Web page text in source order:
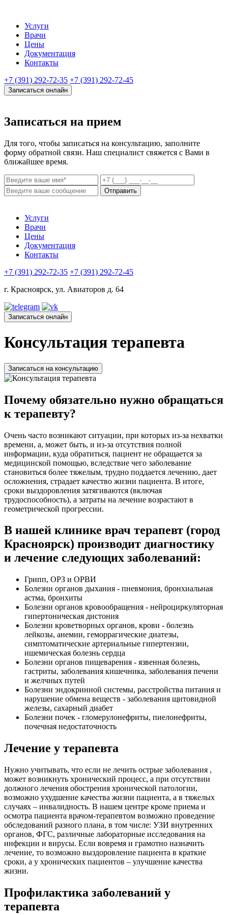
Услуги
Врачи
Цены
Документация
Контакты
+7 (391) 292-72-35 +7 (391) 292-72-45
Записаться онлайн
Записаться на прием
Для того, чтобы записаться на консультацию, заполните
форму обратной связи. Наш специалист свяжется с Вами в
ближайшее время.
Отправить
Услуги
Врачи
Цены
Документация
Контакты
+7 (391) 292-72-35 +7 (391) 292-72-45
г. Красноярск, ул. Авиаторов д. 64
Записаться онлайн
Консультация терапевта
Записаться на консультацию
Почему обязательно нужно обращаться
к терапевту?
Очень часто возникают ситуации, при которых из-за нехватки
времени, а, может быть, и из-за отсутствия полной
информации, куда обратиться, пациент не обращается за
медицинской помощью, вследствие чего заболевание
становиться более тяжелым, трудно поддается лечению, дает
осложнения, страдает качество жизни пациента. В итоге,
сроки выздоровления затягиваются (включая
трудоспособность), а затраты на лечение возрастают в
геометрической прогрессии.
В нашей клинике врач терапевт (город
Красноярск) производит диагностику
и лечение следующих заболеваний:
Грипп, ОРЗ и ОРВИ
Болезни органов дыхания - пневмония, бронхиальная
астма, бронхиты
Болезни органов кровообращения - нейроциркуляторная
гипертоническая дистония
Болезни кроветворных органов, крови - болезнь
лейкозы, анемии, геморрагические диатезы,
симптоматические артериальные гипертензии,
ишемическая болезнь сердца
Болезни органов пищеварения - язвенная болезнь,
гастриты, заболевания кишечника, заболевания печени
и желчных путей
Болезни эндокринной системы, расстройства питания и
нарушение обмена веществ - заболевания щитовидной
железы, сахарный диабет
Болезни почек - гломерулонефриты, пиелонефриты,
почечная недостаточность
Лечение у терапевта
Нужно учитывать, что если не лечить острые заболевания ,
может возникнуть хронический процесс, а при отсутствии
должного лечения обострения хронической патологии,
возможно ухудшение качества жизни пациента, а в тяжелых
случаях – инвалидность. В нашем центре кроме приема и
осмотра пациента врачом-терапевтом возможно проведение
обследований разного плана, в том числе: УЗИ внутренних
органов, ФГС, различные лабораторные исследования на
инфекции и вирусы. Если вовремя и грамотно назначить
лечение, то возможно выздоровление пациента в краткие
сроки, а у хронических пациентов – улучшение качества
жизни.
Профилактика заболеваний у
терапевта